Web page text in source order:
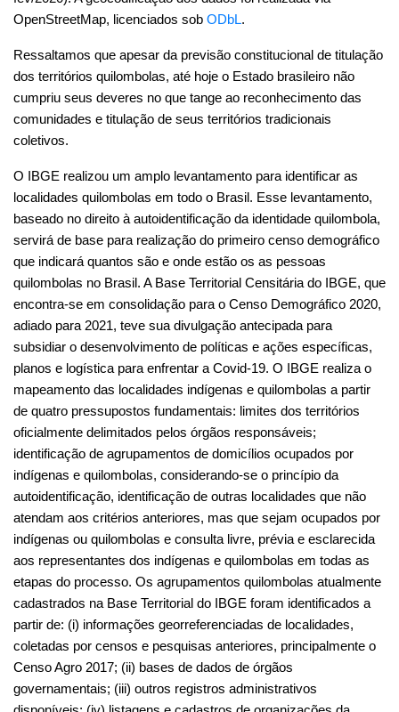
localidades quilombolas em todo o Brasil. Esse levantamento,
servirá de base para realização do primeiro censo demográfico
que indicará quantos são e onde estão os as pessoas
quilombolas no Brasil. A Base Territorial Censitária do IBGE, que
encontra-se em consolidação para o Censo Demográfico 2020,
adiado para 2021, teve sua divulgação antecipada para
planos e logística para enfrentar a Covid-19. O IBGE realiza o
mapeamento das localidades indígenas e quilombolas a partir
de quatro pressupostos fundamentais: limites dos territórios
oficialmente delimitados pelos órgãos responsáveis;
identificação de agrupamentos de domicílios ocupados por
indígenas e quilombolas, considerando-se o princípio da
autoidentificação, identificação de outras localidades que não
atendam aos critérios anteriores, mas que sejam ocupados por
indígenas ou quilombolas e consulta livre, prévia e esclarecida
aos representantes dos indígenas e quilombolas em todas as
etapas do processo. Os agrupamentos quilombolas atualmente
cadastrados na Base Territorial do IBGE foram identificados a
partir de: (i) informações georreferenciadas de localidades,
coletadas por censos e pesquisas anteriores, principalmente o
Censo Agro 2017; (ii) bases de dados de órgãos
governamentais; (iii) outros registros administrativos
disponíveis; (iv) listagens e cadastros de organizações da
sociedade civil e (v) trabalhos de campo realizados pelas
equipes do IBGE. A CONAQ acompanhou o levantamento do
IBGE e resultou na identificação de cerca de 6.000
comunidades quilombolas no Brasil. Entretanto, segundo sua
própria metodologia, estima que o número seja cerca de 6330
comunidades. Para ilustrar a concentração de localidades
quilombolas, os municípios do Brasil foram agrupados em cinco
classes, segundo número de ocorrência de localidades (0, 1 a